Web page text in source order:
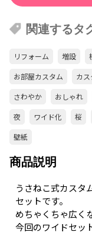
関連するタ
リフォーム 増設
お部屋カスタム
カス
さわやか
おしゃれ
夜
ワイド化 桜
壁紙
商品説明
うさねこ式カスタ
セットです。
めちゃくちゃ広く
今回のワイドセッ